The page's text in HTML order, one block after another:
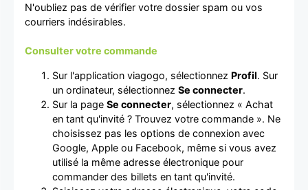
N'oubliez pas de vérifier votre dossier spam ou vos
courriers indésirables.
Consulter votre commande
Sur l'application viagogo, sélectionnez Profil. Sur
un ordinateur, sélectionnez Se connecter.
Sur la page Se connecter, sélectionnez « Achat
en tant qu'invité ? Trouvez votre commande ». Ne
choisissez pas les options de connexion avec
Google, Apple ou Facebook, même si vous avez
utilisé la même adresse électronique pour
commander des billets en tant qu'invité.